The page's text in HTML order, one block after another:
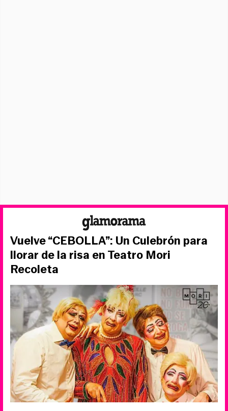
Vuelve “CEBOLLA”: Un Culebrón para
llorar de la risa en Teatro Mori
Recoleta